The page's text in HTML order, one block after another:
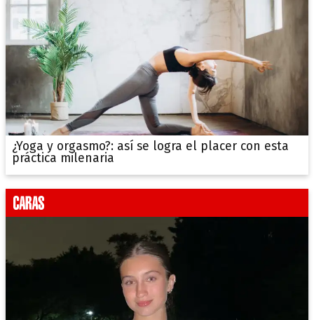
¿Yoga y orgasmo?: así se logra el placer con esta
práctica milenaria